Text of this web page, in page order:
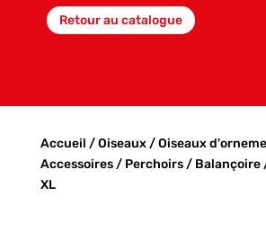
Retour au catalogue
Accueil /Oiseaux/Oiseaux
Accessoires/ Perchoirs/ Balançoire
XL